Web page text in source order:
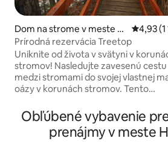
Dom na strome v meste D
unbarton
4,93 (1
Prírodná rezervácia Treetop
Uniknite od života v svätyni v
stromov! Nasledujte zavesenú cestu
medzi stromami do svojej vlastnej
oázy v korunách stromov. Tento
stôp nad lesnou podlahou. Priestor je
ideálny na opätovné spojenie s
Vybavenie: elektrina, Wi-Fi,
Obľúbené vybavenie
prenájmy v meste